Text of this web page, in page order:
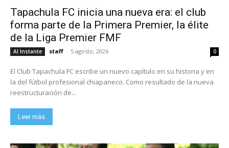
Tapachula FC inicia una nueva era: el club
forma parte de la Primera Premier, la élite
de la Liga Premier FMF
Al Instante staff - 5 agosto, 2026 0
El Club Tapachula FC escribe un nuevo capítulo en su historia y en
la del fútbol profesional chiapaneco. Como resultado de la nueva
reestructuración de...
Leer más